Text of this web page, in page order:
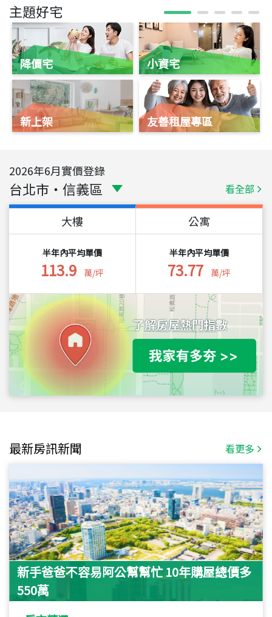
主題好宅
降價宅
新上架
小資宅
友善租屋專區
2026年6月實價登錄
台北市 ・ 信義區 看全部
大樓
半年內平均單價
113.9 萬/坪
公寓
半年內平均單價
73.77 萬/坪
最新房訊新聞 看更多
新手爸爸不容易阿公幫幫忙 10年購屋總價多
550萬